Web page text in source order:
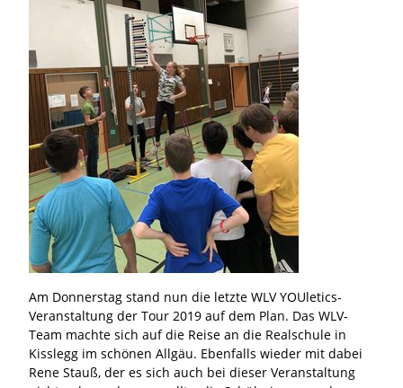
Am Donnerstag stand nun die letzte WLV YOUletics-
Veranstaltung der Tour 2019 auf dem Plan. Das WLV-
Team machte sich auf die Reise an die Realschule in
Kisslegg im schönen Allgäu. Ebenfalls wieder mit dabei
Rene Stauß, der es sich auch bei dieser Veranstaltung